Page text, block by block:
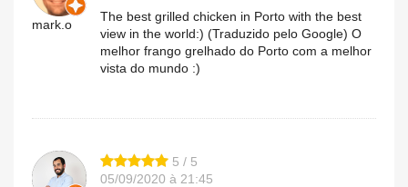
mark.o
The best grilled chicken in Porto with the best
view in the world:) (Traduzido pelo Google) O
melhor frango grelhado do Porto com a melhor
vista do mundo :)
5 / 5
05/09/2020 à 21:45